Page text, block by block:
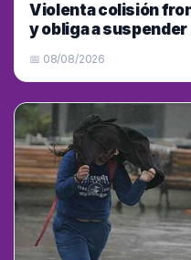
Violenta colisión
y obliga a
📅 08/08/2026